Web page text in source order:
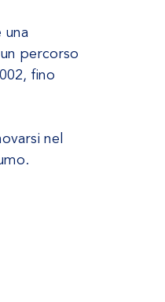
una
percorso
fino
nel